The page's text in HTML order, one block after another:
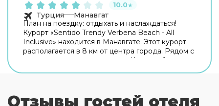
10.0★
Турция
Манавгат
План на поездку: отдыхать и наслаждаться!
Курорт «Sentido Trendy Verbena Beach - All
Inclusive» находится в Манавгате. Этот курорт
располагается в 8 км от центра города. Рядом с
курортом можно прогуляться. Неподалёку:
баре. Время вспомнить о хлебе насущном! Для
Отзывы гостей отеля